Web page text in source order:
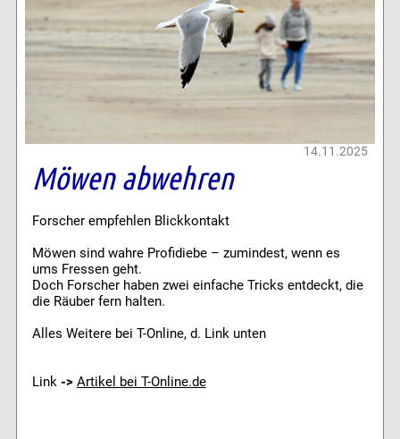
14.11.2025
Möwen abwehren
Forscher empfehlen Blickkontakt
Möwen sind wahre Profidiebe – zumindest, wenn es
ums Fressen geht.
Doch Forscher haben zwei einfache Tricks entdeckt, die
die Räuber fern halten.
Alles Weitere bei T-Online, d. Link unten
Link -> Artikel bei T-Online.de